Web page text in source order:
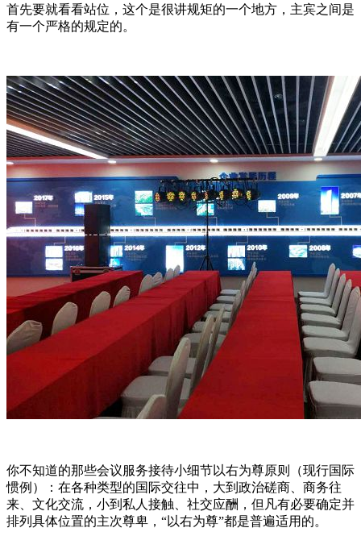
首先要就看看站位，这个是很讲规矩的一个地方，主宾之间是
有一个严格的规定的。
你不知道的那些会议服务接待小细节以右为尊原则（现行国际
惯例）：在各种类型的国际交往中，大到政治磋商、商务往
来、文化交流，小到私人接触、社交应酬，但凡有必要确定并
排列具体位置的主次尊卑，“以右为尊”都是普遍适用的。